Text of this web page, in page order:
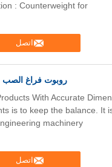
اتصل
: Counterweight for ...
روبوت فراغ الصب
اتصل
With Accurate
is to keep the balance. It
machinery ...